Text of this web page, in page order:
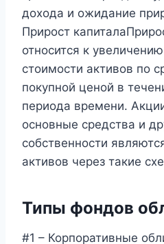
дохода и ожидание
Прирост
относится к
стоимости активов по
покупной ценой в
периода времени.
основные средства и
собственности
активов через такие
Типы фондов
#1 – Корпоративные